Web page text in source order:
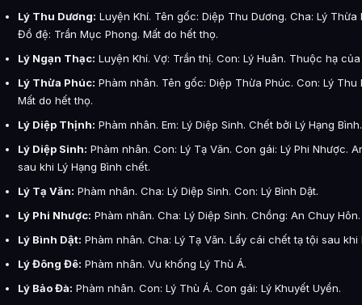
Lý Thu Dương: Luyện Khí. Tên gốc: Diệp Thu Dương. Cha: Lý
Đồ đệ: Trần Mục Phong. Mất do hết thọ.
Lý Ngạn Thạc: Luyện Khí. Vợ: Trần thị. Con: Lý Huân. Thuộc hạ
Lý Thừa Phúc: Phàm nhân. Tên gốc: Diệp Thừa Phúc. Con: Lý Thu
Mất do hết thọ.
Lý Diệp Thịnh: Phàm nhân. Em: Lý Diệp Sinh. Chết bởi Lý Hạng Bình.
Lý Diệp Sinh: Phàm nhân. Con: Lý Tạ Văn. Con gái: Lý Phi Nhược.
sau khi Lý Hạng Bình chết.
Lý Tạ Văn: Phàm nhân. Cha: Lý Diệp Sinh. Con: Lý Bình Dật.
Lý Phi Nhược: Phàm nhân. Cha: Lý Diệp Sinh. Chồng: An Chuy Hôn.
Lý Bình Dật: Phàm nhân. Cha: Lý Tạ Văn. Lấy cái chết tạ tội sau khi
Lý Đông Đê: Phàm nhân. Vu khống Lý Thù Á.
Lý Bảo Đà: Phàm nhân. Con: Lý Thù Á. Con gái: Lý Khuyết Uyển.